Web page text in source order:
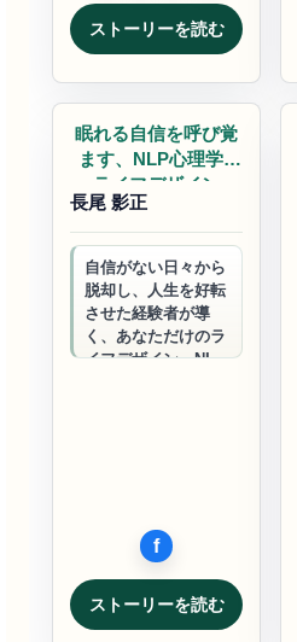
ストーリーを読む
眠れる自信を呼び覚
ます、NLP心理学×
ライフデザイン
長尾 影正
自信がない日々から
脱却し、人生を好転
させた経験者が導
く、あなただけのラ
イフデザイン。NLP
ストーリーを読む